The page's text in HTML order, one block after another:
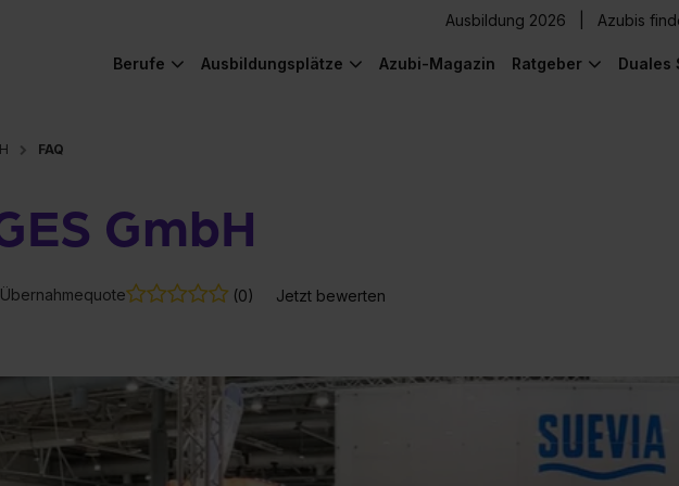
Ausbildung 2026 Azubis
Berufe Ausbildungsplätze Azubi-Magazin Ratgeber Duales
FAQ
GmbH
Übernahmequote (0) Jetzt bewerten
gibt es (eigentlich) was Cooles zu sehen!
gibt es (eigentlich) was Cooles zu sehen!